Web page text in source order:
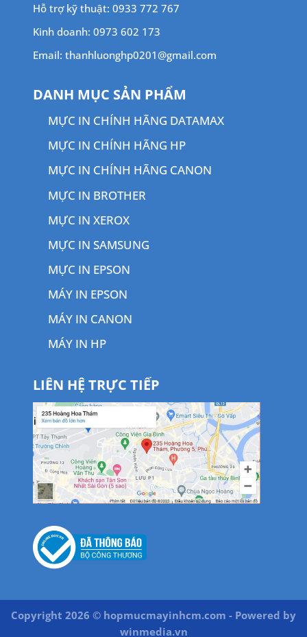
Hỗ trợ kỹ thuật: 0933 772 767
Kinh doanh: 0973 602 173
Email: thanhluonghp0201@gmail.com
DANH MỤC SẢN PHẨM
MỰC IN CHÍNH HÃNG DATAMAX
MỰC IN CHÍNH HÃNG HP
MỰC IN CHÍNH HÃNG CANON
MỰC IN BROTHER
MỰC IN XEROX
MỰC IN SAMSUNG
MỰC IN EPSON
MÁY IN EPSON
MÁY IN CANON
MÁY IN HP
LIÊN HỆ TRỰC TIẾP
Copyright 2026 © hopmucmayinhcm.com - Powered by
winmedia.vn